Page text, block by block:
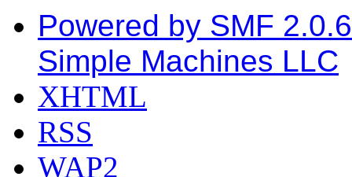
Powered by SMF 2.0.6
Simple Machines LLC
XHTML
RSS
WAP2